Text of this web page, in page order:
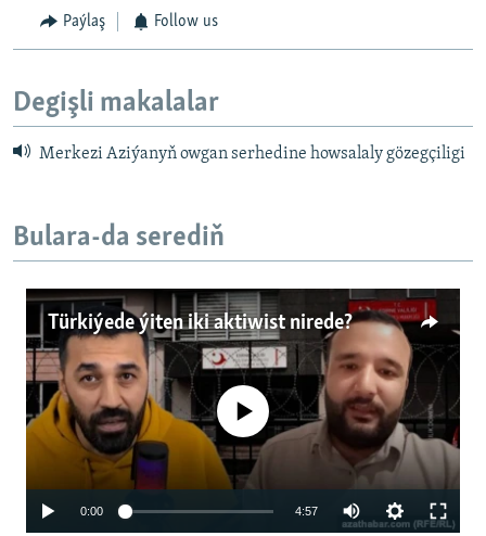
Paýlaş Follow us
Degişli makalalar
Merkezi Aziýanyň owgan serhedine howsalaly gözegçiligi
Bulara-da serediň
Türkiýede ýiten iki aktiwist nirede?
No media source currently available
0:00 4:57